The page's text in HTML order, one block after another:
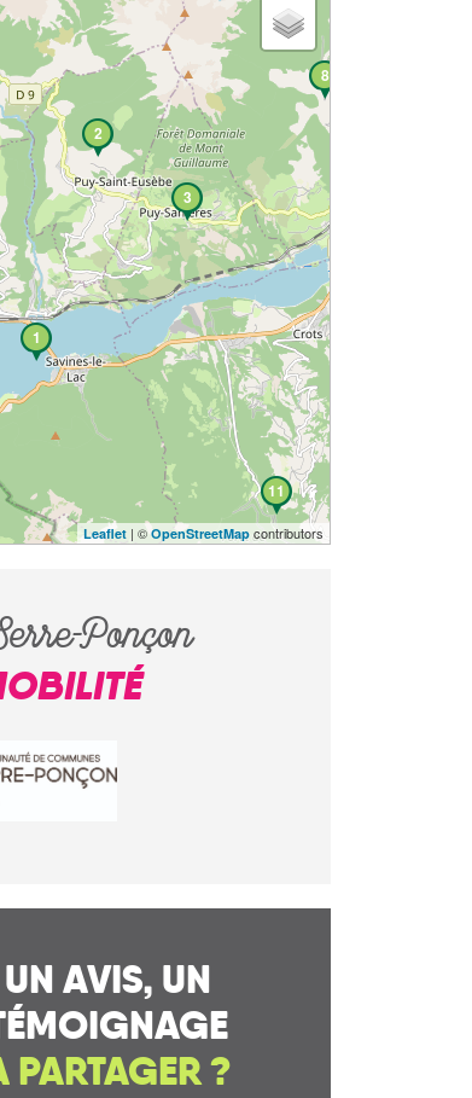
11
8
2
3
1
Leaflet | © OpenStreetMap contributors
Ponçon
UN AVIS, UN
PARTAGER ?